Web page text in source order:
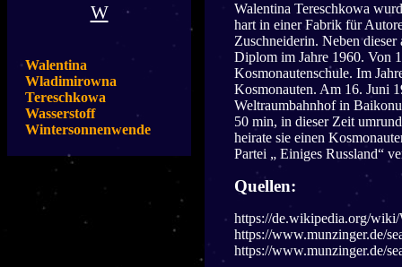
W
Walentina
Wladimirowna
Tereschkowa
Wasserstoff
Wintersonnenwende
Walentina Tereschkowa
hart in einer Fabrik für
Zuschneiderin. Neben
Diplom im Jahre 1960. Von
Kosmonautenschule. Im
Kosmonauten. Am 16. Juni
Weltraumbahnhof in
50 min, in dieser Zeit
heirate sie einen
Partei „ Einiges Russland“
Quellen:
https://de.wikipedia.org/
https://www.munzinger.de/
https://www.munzinger.de/